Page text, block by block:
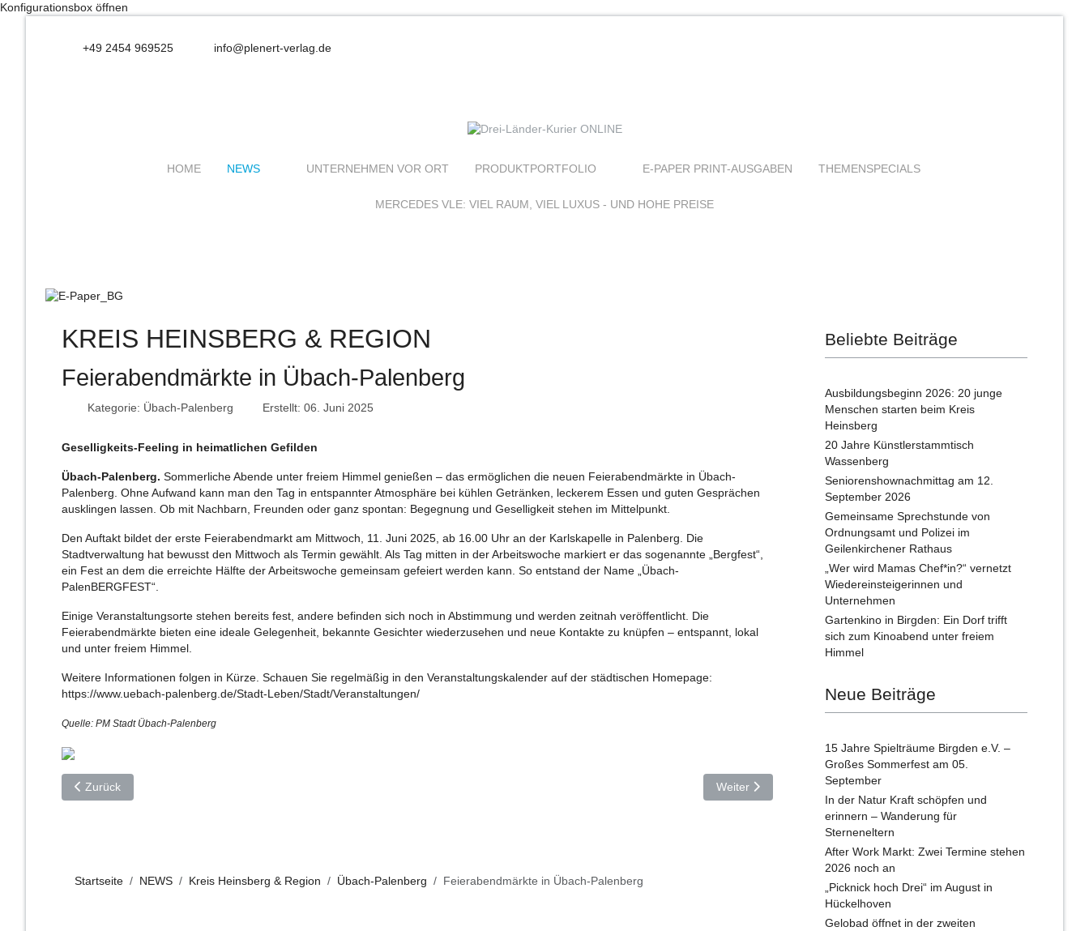
Konfigurationsbox öffnen
+49 2454 969525 info@plenert-verlag.de
HOME NEWS UNTERNEHMEN VOR ORT PRODUKTPORTFOLIO E-PAPER PRINT-AUSGABEN THEMENSPECIALS
MERCEDES VLE: VIEL RAUM, VIEL LUXUS - UND HOHE PREISE
KREIS HEINSBERG & REGION
Feierabendmärkte in Übach-Palenberg
Kategorie: Übach-Palenberg Erstellt: 06. Juni 2025
Geselligkeits-Feeling in heimatlichen Gefilden
Übach-Palenberg. Sommerliche Abende unter freiem Himmel genießen – das ermöglichen die neuen Feierabendmärkte in Übach-
Palenberg. Ohne Aufwand kann man den Tag in entspannter Atmosphäre bei kühlen Getränken, leckerem Essen und guten Gesprächen
ausklingen lassen. Ob mit Nachbarn, Freunden oder ganz spontan: Begegnung und Geselligkeit stehen im Mittelpunkt.
Den Auftakt bildet der erste Feierabendmarkt am Mittwoch, 11. Juni 2025, ab 16.00 Uhr an der Karlskapelle in Palenberg. Die
Stadtverwaltung hat bewusst den Mittwoch als Termin gewählt. Als Tag mitten in der Arbeitswoche markiert er das sogenannte „Bergfest“,
ein Fest an dem die erreichte Hälfte der Arbeitswoche gemeinsam gefeiert werden kann. So entstand der Name „Übach-
PalenBERGFEST“.
Einige Veranstaltungsorte stehen bereits fest, andere befinden sich noch in Abstimmung und werden zeitnah veröffentlicht. Die
Feierabendmärkte bieten eine ideale Gelegenheit, bekannte Gesichter wiederzusehen und neue Kontakte zu knüpfen – entspannt, lokal
und unter freiem Himmel.
Weitere Informationen folgen in Kürze. Schauen Sie regelmäßig in den Veranstaltungskalender auf der städtischen Homepage:
https://www.uebach-palenberg.de/Stadt-Leben/Stadt/Veranstaltungen/
Quelle: PM Stadt Übach-Palenberg
Vorheriger Beitrag: Spielplatz im Naherholungsgebiet Übach-Palenberg erstrahlt in neuem Glanz
Zurück Nächster Beitrag: Freibaderöffnung im Ü-Bad - Programm, gute Laune
Weiter
Startseite NEWS Kreis Heinsberg & Region Übach-Palenberg Feierabendmärkte in Übach-Palenberg
Beliebte Beiträge
Ausbildungsbeginn 2026: 20 junge
Menschen starten beim Kreis
Heinsberg
20 Jahre Künstlerstammtisch
Wassenberg
Seniorenshownachmittag am 12.
September 2026
Gemeinsame Sprechstunde von
Ordnungsamt und Polizei im
Geilenkirchener Rathaus
„Wer wird Mamas Chef*in?“ vernetzt
Wiedereinsteigerinnen und
Unternehmen
Gartenkino in Birgden: Ein Dorf trifft
sich zum Kinoabend unter freiem
Himmel
Neue Beiträge
15 Jahre Spielträume Birgden e.V. –
Großes Sommerfest am 05.
September
In der Natur Kraft schöpfen und
erinnern – Wanderung für
Sterneneltern
After Work Markt: Zwei Termine stehen
2026 noch an
„Picknick hoch Drei“ im August in
Hückelhoven
Gelobad öffnet in der zweiten